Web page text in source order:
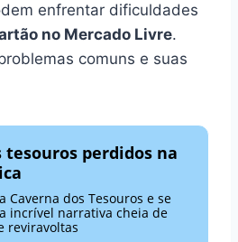
enfrentar dificuldades
no Mercado Livre.
comuns e suas
tesouros perdidos na
Caverna dos Tesouros e se
incrível narrativa cheia de
reviravoltas